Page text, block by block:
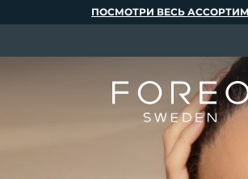
ПОСМОТРИ ВЕСЬ